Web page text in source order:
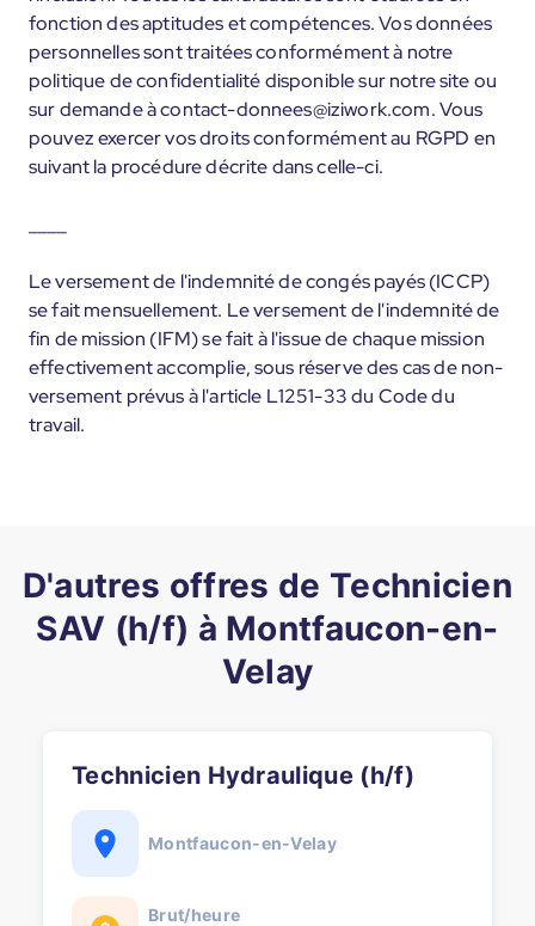
fonction des aptitudes et compétences. Vos données
personnelles sont traitées conformément à notre
politique de confidentialité disponible sur notre site ou
sur demande à contact-donnees@iziwork.com. Vous
pouvez exercer vos droits conformément au RGPD en
suivant la procédure décrite dans celle-ci.
Le versement de l'indemnité de congés payés (ICCP)
se fait mensuellement. Le versement de l'indemnité de
fin de mission (IFM) se fait à l'issue de chaque mission
effectivement accomplie, sous réserve des cas de non-
versement prévus à l'article L1251-33 du Code du
travail.
D'autres offres de Technicien
SAV (h/f) à Montfaucon-en-
Velay
Technicien Hydraulique (h/f)
Montfaucon-en-Velay
Brut/heure